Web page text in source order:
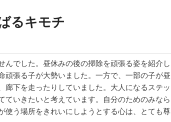
るキモチ
んでした。昼休みの後の掃除を頑張る姿を紹介し
頑張る子が大勢いました。一方で、一部の子が昼
廊下を走ったりしていました。大人になるステッ
ていきたいと考えています。自分のためのみなら
使う場所をきれいにしようとする心は、とても尊